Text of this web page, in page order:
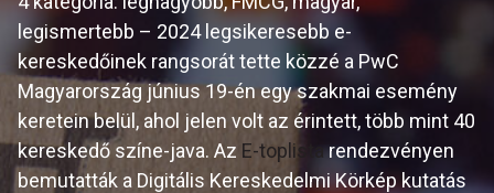
legismertebb – 2024 legsikeresebb e-
kereskedőinek rangsorát tette közzé a PwC
Magyarország június 19-én egy szakmai esemény
keretein belül, ahol jelen volt az érintett, több mint 40
kereskedő színe-java. Az E-toplistarendezvényen
bemutatták a Digitális Kereskedelmi Körkép kutatás